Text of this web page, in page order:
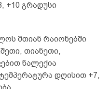
+10 გრადუსი
მთიან რაიონებში
თიანეთი,
ნალექია
დღისით +7,